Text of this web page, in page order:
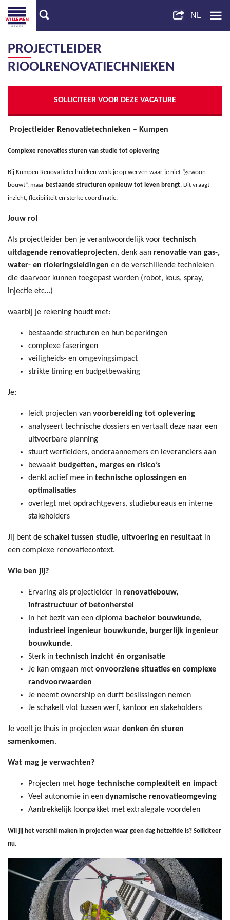
PROJECTLEIDER
RIOOLRENOVATIECHNIEKEN
SOLLICITEER VOOR DEZE VACATURE
Projectleider Renovatietechnieken – Kumpen
Complexe renovaties sturen van studie tot oplevering
Bij Kumpen Renovatietechnieken werk je op werven waar je niet “gewoon
bouwt”, maar bestaande structuren opnieuw tot leven brengt . Dit vraagt
inzicht, flexibiliteit en sterke coördinatie.
Jouw rol
Als projectleider ben je verantwoordelijk voor technisch
uitdagende renovatieprojecten, denk aan renovatie van gas-,
water- en rioleringsleidingen en de verschillende technieken
die daarvoor kunnen toegepast worden (robot, kous, spray,
injectie etc…)
waarbij je rekening houdt met:
bestaande structuren en hun beperkingen
complexe faseringen
veiligheids- en omgevingsimpact
strikte timing en budgetbewaking
Je:
leidt projecten van voorbereiding tot oplevering
analyseert technische dossiers en vertaalt deze naar een
uitvoerbare planning
stuurt werfleiders, onderaannemers en leveranciers aan
bewaakt budgetten, marges en risico’s
denkt actief mee in technische oplossingen en
optimalisaties
overlegt met opdrachtgevers, studiebureaus en interne
stakeholders
Jij bent de schakel tussen studie, uitvoering en resultaat in
een complexe renovatiecontext.
Wie ben jij?
Ervaring als projectleider in renovatiebouw,
infrastructuur of betonherstel
In het bezit van een diploma bachelor bouwkunde,
industrieel ingenieur bouwkunde, burgerlijk ingenieur
bouwkunde.
Sterk in technisch inzicht én organisatie
Je kan omgaan met onvoorziene situaties en complexe
randvoorwaarden
Je neemt ownership en durft beslissingen nemen
Je schakelt vlot tussen werf, kantoor en stakeholders
Je voelt je thuis in projecten waar denken én sturen
samenkomen.
Wat mag je verwachten?
Projecten met hoge technische complexiteit en impact
Veel autonomie in een dynamische renovatieomgeving
Aantrekkelijk loonpakket met extralegale voordelen
Wil jij het verschil maken in projecten waar geen dag hetzelfde is? Solliciteer
nu.